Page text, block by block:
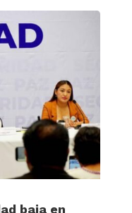
baja en